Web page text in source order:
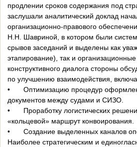
продлении сроков содержания под
заслушали аналитический доклад
организационно-правового
Н.Н. Шавриной, в котором были
срывов заседаний и выделены как
этапирование), так и
конструктивного диалога стороны
по улучшению взаимодействия,
•
Оптимизацию процедур
документов между судами и СИЗО.
•
Проработку логистических
«кольцевой» маршрут конвоирования.
•
Создание выделенных каналов
Наиболее стратегическим и